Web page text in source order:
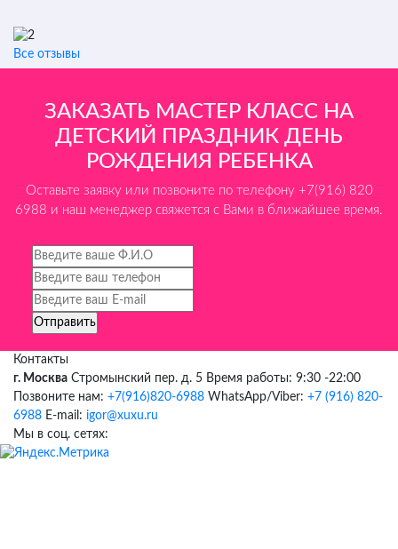
Все отзывы
ЗАКАЗАТЬ МАСТЕР КЛАСС НА
ДЕТСКИЙ ПРАЗДНИК ДЕНЬ
РОЖДЕНИЯ РЕБЕНКА
Оставьте заявку или позвоните по телефону +7(916) 820
6988 и наш менеджер свяжется с Вами в ближайшее время.
Контакты
г. Москва Стромынский пер. д. 5 Время работы: 9:30 -22:00
Позвоните нам: +7(916)820-6988 WhatsApp/Viber: +7 (916) 820-
6988 E-mail: igor@xuxu.ru
Мы в соц. сетях: